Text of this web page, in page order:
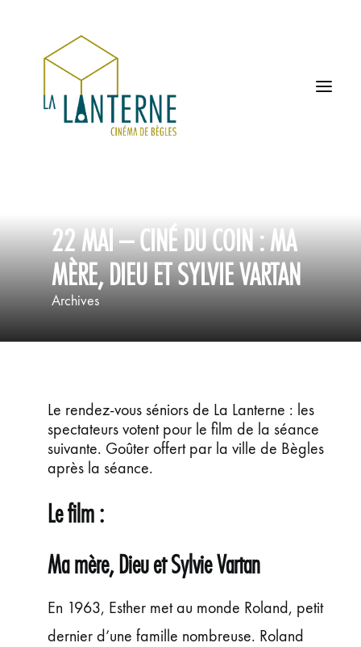
LES HORAIRES
À L’AFFICHE
JEUNE PUBLIC ET ADOS
PRATIQUE
22 MAI – CINÉ DU COIN : MA
MÈRE, DIEU ET SYLVIE VARTAN
Archives
Le rendez-vous séniors de La Lanterne : les
spectateurs votent pour le film de la séance
suivante. Goûter offert par la ville de Bègles
après la séance.
Le film :
Ma mère, Dieu et Sylvie Vartan
En 1963, Esther met au monde Roland, petit
dernier d’une famille nombreuse. Roland